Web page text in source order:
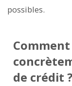
possibles.
de crédit ?